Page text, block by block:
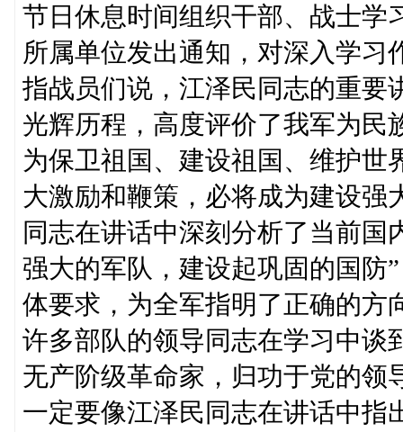
节日休息时间组织干部、战士学
所属单位发出通知，对深入学习
指战员们说，江泽民同志的重要
光辉历程，高度评价了我军为民
为保卫祖国、建设祖国、维护世
大激励和鞭策，必将成为建设强
同志在讲话中深刻分析了当前国
强大的军队，建设起巩固的国防
体要求，为全军指明了正确的方
许多部队的领导同志在学习中谈
无产阶级革命家，归功于党的领
一定要像江泽民同志在讲话中指